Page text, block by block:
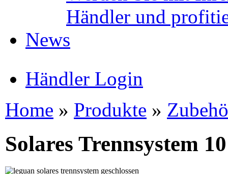
Händler und
News
Händler Login
Home » Produkte »
Solares Trennsystem